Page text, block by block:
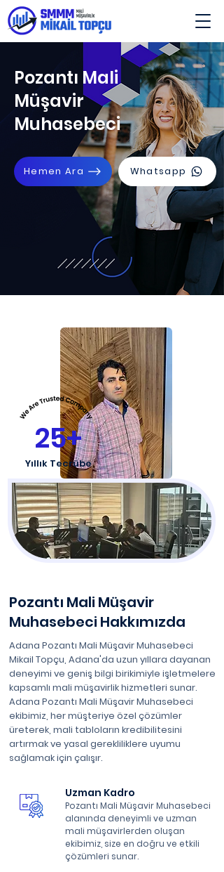
Pozantı Mali
Müşavir
Muhasebeci
Hemen Ara Whatsapp
25+
Yıllık Tecrübe
Pozantı Mali Müşavir
Muhasebeci Hakkımızda
Adana Pozantı Mali Müşavir Muhasebeci
Mikail Topçu, Adana'da uzun yıllara dayanan
deneyimi ve geniş bilgi birikimiyle işletmelere
kapsamlı mali müşavirlik hizmetleri sunar.
Adana Pozantı Mali Müşavir Muhasebeci
ekibimiz, her müşteriye özel çözümler
üreterek, mali tabloların kredibilitesini
artırmak ve yasal gerekliliklere uyumu
sağlamak için çalışır.
Uzman Kadro
Pozantı Mali Müşavir Muhasebeci
alanında deneyimli ve uzman
mali müşavirlerden oluşan
ekibimiz, size en doğru ve etkili
çözümleri sunar.